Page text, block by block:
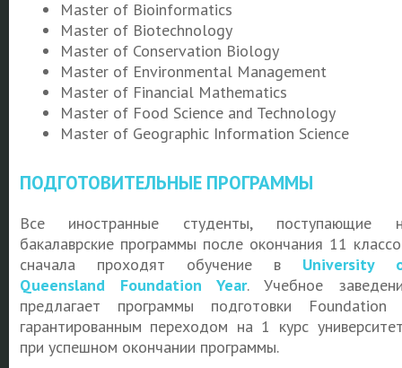
Master of Bioinformatics
Master of Biotechnology
Master of Conservation Biology
Master of Environmental Management
Master of Financial Mathematics
Master of Food Science and Technology
Master of Geographic Information Science
ПОДГОТОВИТЕЛЬНЫЕ ПРОГРАММЫ
Все иностранные студенты, поступающие
бакалаврские программы после окончания 11
сначала проходят обучение в University
Queensland Foundation Year. Учебное
предлагает программы подготовки Foundation
гарантированным переходом на 1 курс
при успешном окончании программы.